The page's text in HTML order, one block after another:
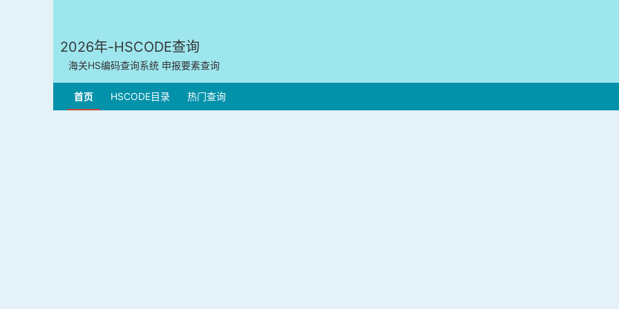
2026年-HSCODE查询
海关HS编码查询系统 申报要素查询
首页 HSCODE目录 热门查询